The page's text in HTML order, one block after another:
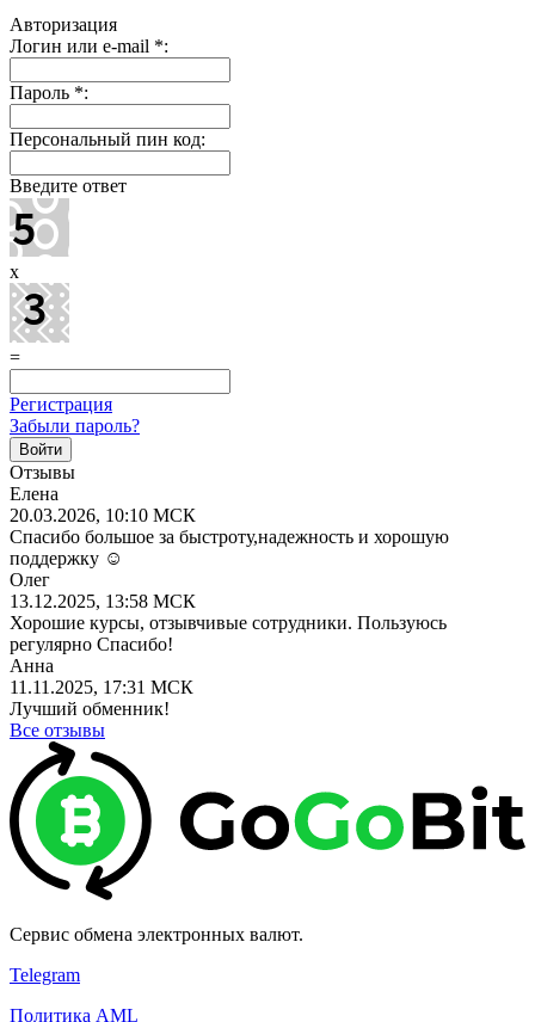
Авторизация
Логин или e-mail *:
Пароль *:
Персональный пин код:
Введите ответ
x
=
Регистрация
Забыли пароль?
Отзывы
Елена
20.03.2026, 10:10 МСК
Спасибо большое за быстроту,надежность и хорошую
поддержку ☺️
Олег
13.12.2025, 13:58 МСК
Хорошие курсы, отзывчивые сотрудники. Пользуюсь
регулярно Спасибо!
Анна
11.11.2025, 17:31 МСК
Лучший обменник!
Все отзывы
Сервис обмена электронных валют.
Telegram
Политика AML